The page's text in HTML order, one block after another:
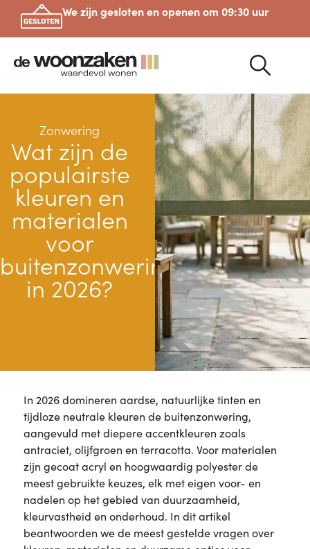
We zijn gesloten en openen om 09:30 uur
Zonwering
Wat zijn de
populairste
kleuren en
materialen
voor
buitenzonwering
in 2026?
In 2026 domineren aardse, natuurlijke tinten en
tijdloze neutrale kleuren de buitenzonwering,
aangevuld met diepere accentkleuren zoals
antraciet, olijfgroen en terracotta. Voor materialen
zijn gecoat acryl en hoogwaardig polyester de
meest gebruikte keuzes, elk met eigen voor- en
nadelen op het gebied van duurzaamheid,
kleurvastheid en onderhoud. In dit artikel
beantwoorden we de meest gestelde vragen over